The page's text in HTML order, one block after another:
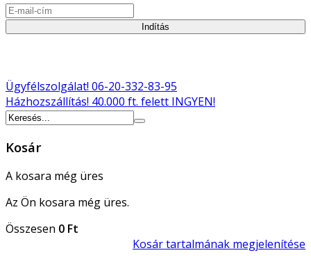
Indítás
Ügyfélszolgálat! 06-20-332-83-95
Házhozszállítás! 40.000 ft. felett INGYEN!
Kosár
A kosara még üres
Az Ön kosara még üres.
Összesen 0 Ft
Kosár tartalmának megjelenítése